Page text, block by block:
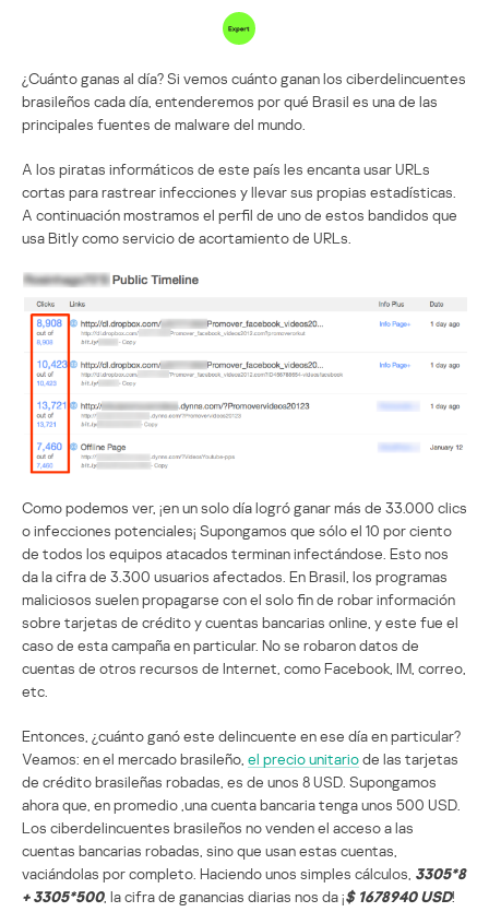
¿Cuánto ganas al día? Si vemos cuánto ganan los ciberdelincuentes
brasileños cada día, entenderemos por qué Brasil es una de las
principales fuentes de malware del mundo.
A los piratas informáticos de este país les encanta usar URLs
cortas para rastrear infecciones y llevar sus propias estadísticas.
A continuación mostramos el perfil de uno de estos bandidos que
usa Bitly como servicio de acortamiento de URLs.
Como podemos ver, ¡en un solo día logró ganar más de 33.000 clics
o infecciones potenciales¡ Supongamos que sólo el 10 por ciento
de todos los equipos atacados terminan infectándose. Esto nos
da la cifra de 3.300 usuarios afectados. En Brasil, los programas
maliciosos suelen propagarse con el solo fin de robar información
sobre tarjetas de crédito y cuentas bancarias online, y este fue el
caso de esta campaña en particular. No se robaron datos de
cuentas de otros recursos de Internet, como Facebook, IM, correo,
etc.
Entonces, ¿cuánto ganó este delincuente en ese día en particular?
Veamos: en el mercado brasileño, el precio unitariode las tarjetas
de crédito brasileñas robadas, es de unos 8 USD. Supongamos
ahora que, en promedio ,una cuenta bancaria tenga unos 500 USD.
Los ciberdelincuentes brasileños no venden el acceso a las
cuentas bancarias robadas, sino que usan estas cuentas,
vaciándolas por completo. Haciendo unos simples cálculos, 3305*8
+ 3305*500, la cifra de ganancias diarias nos da ¡$ 1678940 USD!